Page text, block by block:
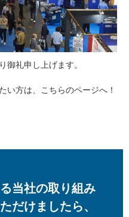
御礼申し上げます。
い方は、こちらのページへ！
当社の取り組み
だけましたら、